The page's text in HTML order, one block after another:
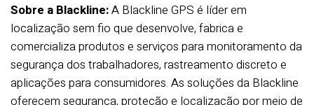
Sobre a Blackline:A Blackline GPS é líder em
localização sem fio que desenvolve, fabrica e
comercializa produtos e serviços para monitoramento da
segurança dos trabalhadores, rastreamento discreto e
aplicações para consumidores. As soluções da Blackline
oferecem segurança, proteção e localização por meio de